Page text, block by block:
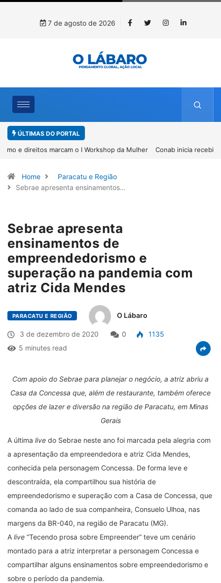
7 de agosto de 2026
ÚLTIMAS DO PORTAL
Conab inicia recebimento de documentos para solicitação do
Home
Paracatu e Região
Sebrae apresenta ensinamentos…
Sebrae apresenta
ensinamentos de
empreendedorismo e
superação na pandemia com
atriz Cida Mendes
PARACATU E REGIÃO O Lábaro
3 de dezembro de 2020 0
1135
5 minutes read
Com apoio do Sebrae para planejar o negócio, a atriz abriu a
Casa da Concessa que, além de restaurante, também oferece
opções de lazer e diversão na região de Paracatu, em Minas
Gerais
A última live do Sebrae neste ano foi marcada pela alegria com
a apresentação da empreendedora e atriz Cida Mendes,
conhecida pela personagem Concessa. De forma leve e
descontraída, ela compartilhou sua história de
empreendedorismo e superação com a Casa de Concessa, que
comanda ao lado de sua companheira, Consuelo Ulhoa, nas
margens da BR-040, na região de Paracatu (MG).
A live “Tecendo prosa sobre Empreender” teve um cenário
montado para a atriz interpretar a personagem Concessa e
compartilhar alguns ensinamentos sobre empreendedorismo e
sobre o período da pandemia.